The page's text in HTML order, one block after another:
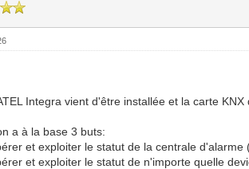
Integra vient d'être installée et la carte
a à la base 3 buts:
et exploiter le statut de la centrale
et exploiter le statut de n'importe quelle